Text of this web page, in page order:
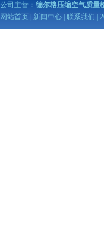
公司主营： 德尔格压缩空气质量
网站首页
新闻中心 联系我们 |